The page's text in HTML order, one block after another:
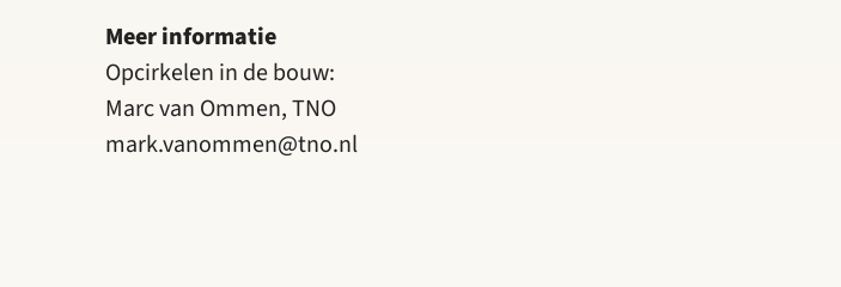
Meer informatie
Opcirkelen in de bouw:
Marc van Ommen, TNO
mark.vanommen@tno.nl